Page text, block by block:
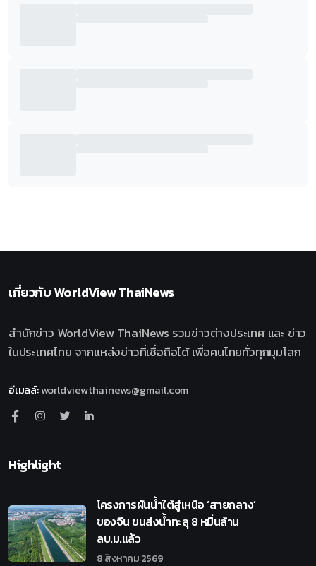
เกี่ยวกับWorldView ThaiNews
สำนักข่าว WorldView ThaiNews รวมข่าวต่างประเทศ และ ข่าว
ในประเทศไทย จากแหล่งข่าวที่เชื่อถือได้ เพื่อคนไทยทั่วทุกมุมโลก
อีเมลล์:worldviewthainews@gmail.com
Highlight
โครงการผันน้ำใต้สู่เหนือ ‘สายกลาง’
ของจีน ขนส่งน้ำทะลุ 8 หมื่นล้าน
ลบ.ม.แล้ว
8 สิงหาคม 2569